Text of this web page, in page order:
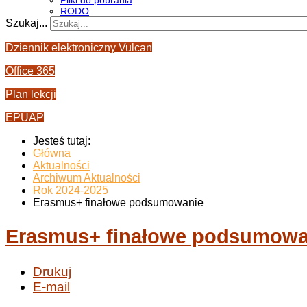
RODO
Szukaj...
Dziennik elektroniczny Vulcan
Office 365
Plan lekcji
EPUAP
Jesteś tutaj:
Główna
Aktualności
Archiwum Aktualności
Rok 2024-2025
Erasmus+ finałowe podsumowanie
Erasmus+ finałowe
Drukuj
E-mail